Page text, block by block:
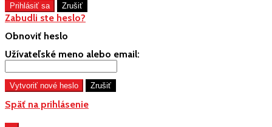
Zabudli ste heslo?
Obnoviť heslo
Užívateľské meno alebo email:
Späť na prihlásenie